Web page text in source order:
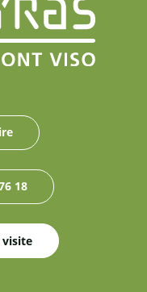
18
visite